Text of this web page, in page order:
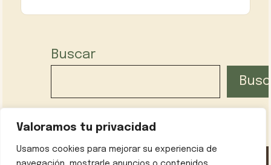
Valoramos tu privacidad
Usamos cookies para mejorar su experiencia de
Buscar